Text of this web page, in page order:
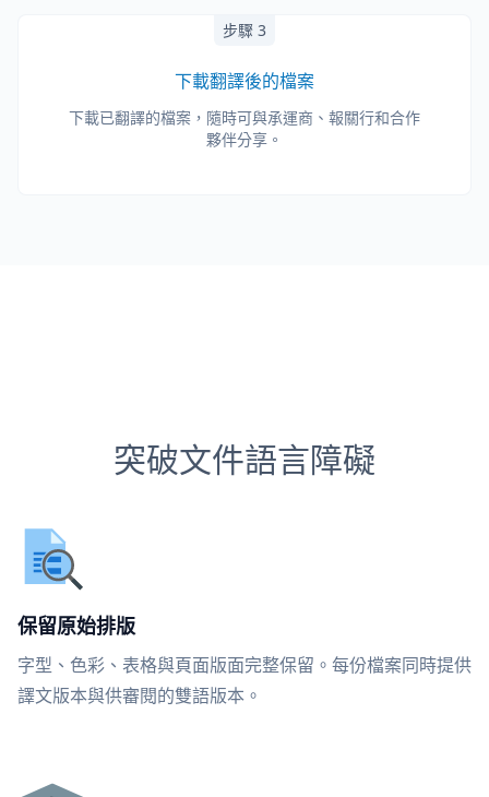
步驟 3
下載翻譯後的檔案
下載已翻譯的檔案，隨時可與承運商、報關行和合作
夥伴分享。
突破文件語言障礙
保留原始排版
字型、色彩、表格與頁面版面完整保留。每份檔案同時提供
譯文版本與供審閱的雙語版本。